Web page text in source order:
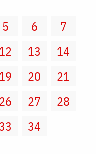
5 6
7
12 13
14
19 20
21
26 27
28
33 34